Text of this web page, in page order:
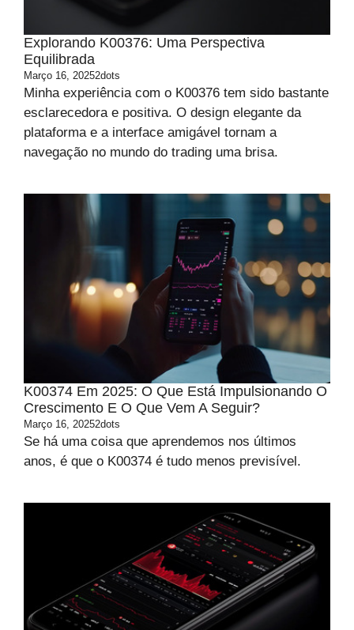
Explorando K00376: Uma Perspectiva
Equilibrada
Março 16, 20252dots
Minha experiência com o K00376 tem sido bastante
esclarecedora e positiva. O design elegante da
plataforma e a interface amigável tornam a
navegação no mundo do trading uma brisa.
K00374 Em 2025: O Que Está Impulsionando O
Crescimento E O Que Vem A Seguir?
Março 16, 20252dots
Se há uma coisa que aprendemos nos últimos
anos, é que o K00374 é tudo menos previsível.